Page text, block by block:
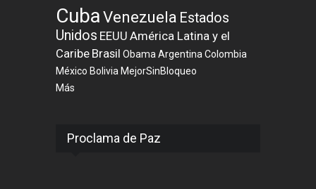
CubaVenezuela Estados
Unidos EEUU América Latina y el
Caribe Brasil Obama Argentina Colombia
México Bolivia MejorSinBloqueo
Más
Proclama de Paz